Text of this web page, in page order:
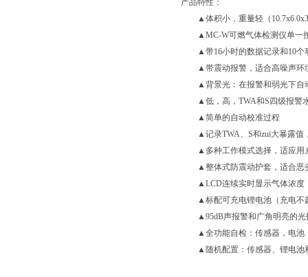
产品特性：
▲体积小，重量轻（
▲MC-W可燃气体检测仪单一
▲带16小时的数据记录和10个
▲带震动报警，适合高噪声环
▲背景光：在报警和弱光下自
▲低，高，TWA和S四级报警
▲简单的自动校准过程
▲记录TWA、S和zui大暴露值
▲多种工作模式选择，适应用
▲整体式防震动护套，适合恶
▲LCD连续实时显示气体浓度
▲标配可充电锂电池（充电不
▲95dB声报警和广角明亮的光
▲全功能自检：传感器，电池
▲随机配置：传感器、锂电池和